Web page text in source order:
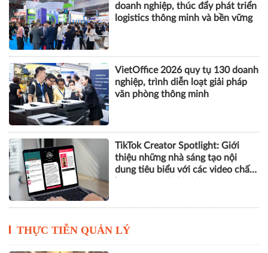
doanh nghiệp, thúc đẩy phát triển
logistics thông minh và bền vững
VietOffice 2026 quy tụ 130 doanh
nghiệp, trình diễn loạt giải pháp
văn phòng thông minh
TikTok Creator Spotlight: Giới
thiệu những nhà sáng tạo nội
dung tiêu biểu với các video chất
THỰC TIỄN QUẢN LÝ